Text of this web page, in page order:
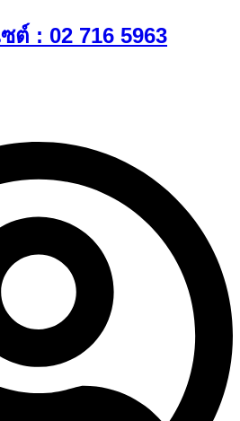
ต์ : 02 716 5963